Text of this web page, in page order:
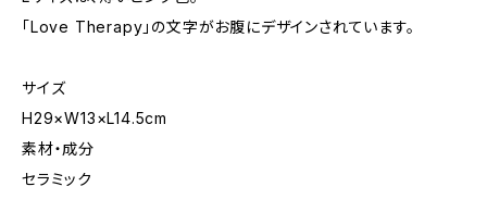
「Love Therapy」の文字がお腹にデザインされています。
サイズ
H29×W13×L14.5cm
素材・成分
セラミック